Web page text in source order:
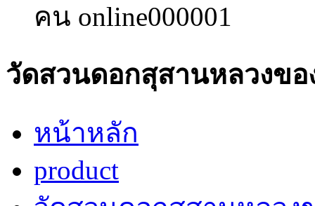
คน online000001
วัดสวนดอกสุสานหลวงขอ
หน้าหลัก
product